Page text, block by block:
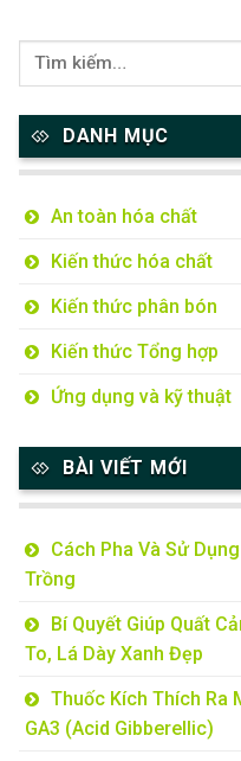
DANH MỤC
An toàn hóa chất
Kiến thức hóa chất
Kiến thức phân bón
Kiến thức Tổng hợp
Ứng dụng và kỹ thuật
BÀI VIẾT MỚI
Cách Pha Và Sử
Trồng
Bí Quyết Giúp Quất
To, Lá Dày Xanh Đẹp
Thuốc Kích Thích Ra
GA3 (Acid Gibberellic)